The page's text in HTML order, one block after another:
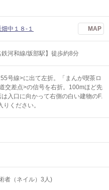
中１８‐１ MAP
河和線/坂部駅】徒歩約8分
号線>に出て左折。「まんが喫茶ロ
交差点>の信号を右折。100mほど先
入口に向かって右側の白い建物のF.
ください。
者（ネイル）3人)